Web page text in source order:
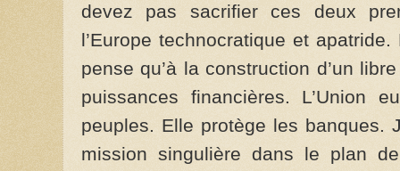
devez pas sacrifier ces deux
l’Europe technocratique et
pense qu’à la construction d’un
puissances financières. L’Union
peuples. Elle protège les banques.
mission singulière dans le plan